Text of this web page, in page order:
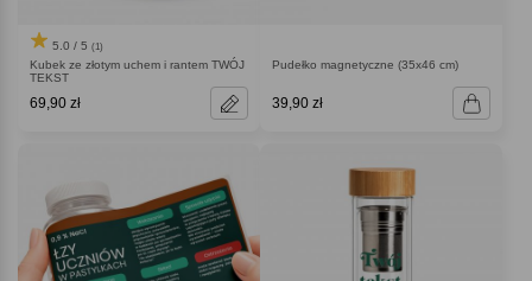
5.0 / 5 (1)
Kubek ze złotym uchem i rantem TWÓJ
TEKST
69,90 zł
Pudełko magnetyczne (35x46 cm)
39,90 zł